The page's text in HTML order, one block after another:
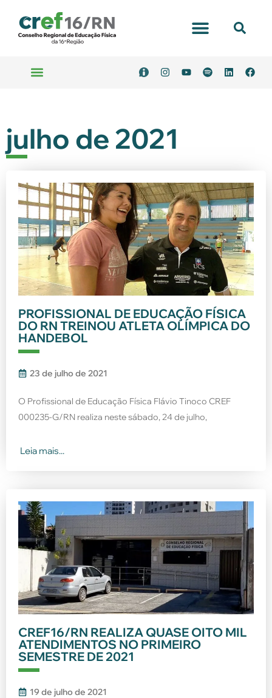
julho de 2021
PROFISSIONAL DE EDUCAÇÃO FÍSICA
DO RN TREINOU ATLETA OLÍMPICA DO
HANDEBOL
23 de julho de 2021
O Profissional de Educação Física Flávio Tinoco CREF
000235-G/RN realiza neste sábado, 24 de julho,
Leia mais...
CREF16/RN REALIZA QUASE OITO MIL
ATENDIMENTOS NO PRIMEIRO
SEMESTRE DE 2021
19 de julho de 2021